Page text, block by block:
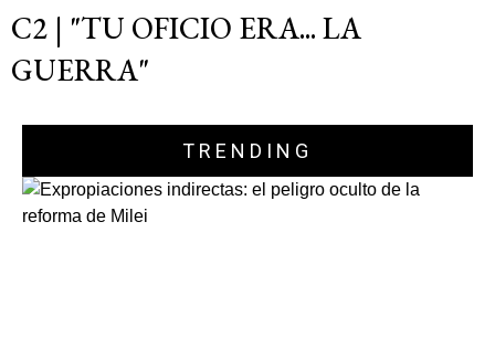
C2 | "TU OFICIO ERA... LA
GUERRA"
TRENDING